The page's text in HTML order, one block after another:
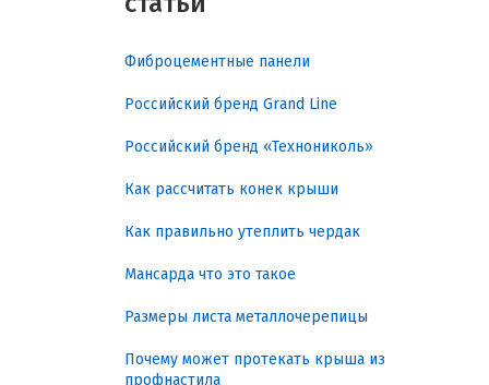
предотвращает дорогостоящий ремонт
размывание грунта вокруг дома. В этом
гиде будут разобраны типы сечений,
материалы, технические нюансы и логика
архитектурные задачи.
Практический результат
работы грамотного
приносит конкретные, измеримые
Фиброцементные панели
Российский бренд Grand Line
Российский бренд «Технониколь»
Как рассчитать конек крыши
Как правильно утеплить чердак
Мансарда что это такое
Размеры листа металлочерепицы
Почему может протекать крыша из
профнастила